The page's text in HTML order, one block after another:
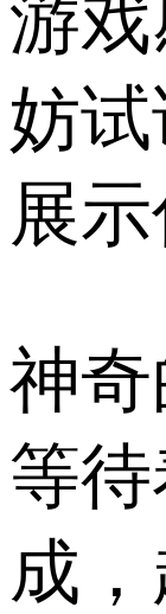
游
妨
展示
神
等
成